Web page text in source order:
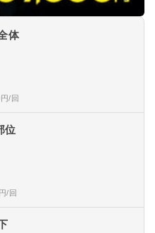
体
/回
位
/回